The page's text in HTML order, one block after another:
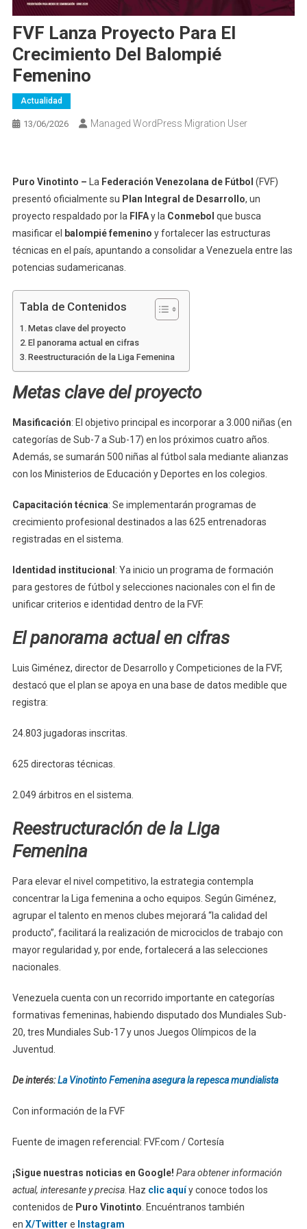
FVF Lanza Proyecto Para El
Crecimiento Del Balompié
Femenino
Actualidad
13/06/2026 Managed WordPress Migration User
Puro Vinotinto – La Federación Venezolana de Fútbol (FVF)
presentó oficialmente su Plan Integral de Desarrollo, un
proyecto respaldado por la FIFAy la Conmebol que busca
masificar el balompié femenino y fortalecer las estructuras
técnicas en el país, apuntando a consolidar a Venezuela entre las
potencias sudamericanas.
Tabla de Contenidos
Metas clave del proyecto
El panorama actual en cifras
Reestructuración de la Liga Femenina
Metas clave del proyecto
Masificación: El objetivo principal es incorporar a 3.000 niñas (en
categorías de Sub-7 a Sub-17) en los próximos cuatro años.
Además, se sumarán 500 niñas al fútbol sala mediante alianzas
con los Ministerios de Educación y Deportes en los colegios.
Capacitación técnica: Se implementarán programas de
crecimiento profesional destinados a las 625 entrenadoras
registradas en el sistema.
Identidad institucional : Ya inicio un programa de formación
para gestores de fútbol y selecciones nacionales con el fin de
unificar criterios e identidad dentro de la FVF.
El panorama actual en cifras
Luis Giménez, director de Desarrollo y Competiciones de la FVF,
destacó que el plan se apoya en una base de datos medible que
registra:
24.803 jugadoras inscritas.
625 directoras técnicas.
2.049 árbitros en el sistema.
Reestructuración de la Liga
Femenina
Para elevar el nivel competitivo, la estrategia contempla
concentrar la Liga femenina a ocho equipos. Según Giménez,
agrupar el talento en menos clubes mejorará “la calidad del
producto”, facilitará la realización de microciclos de trabajo con
mayor regularidad y, por ende, fortalecerá a las selecciones
nacionales.
Venezuela cuenta con un recorrido importante en categorías
formativas femeninas, habiendo disputado dos Mundiales Sub-
20, tres Mundiales Sub-17 y unos Juegos Olímpicos de la
Juventud.
De interés:La Vinotinto Femenina asegura la repesca mundialista
Con información de la FVF
Fuente de imagen referencial: FVF.com / Cortesía
¡Sigue nuestras noticias en Google! Para obtener información
actual, interesante y precisa. Haz clic aquíy conoce todos los
contenidos de Puro Vinotinto. Encuéntranos también
en X/Twitter e Instagram